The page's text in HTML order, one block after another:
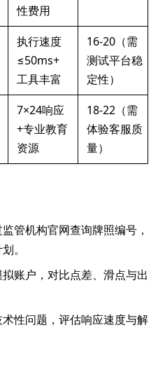
性费用
执行速度
≤50ms+
工具丰富
16-20（需
测试平台稳
定性）
7×24响应
+专业教育
资源
18-22（需
体验客服质
量）
监管机构官网查询牌照编号，
。
账户，对比点差、滑点与出
术性问题，评估响应速度与解